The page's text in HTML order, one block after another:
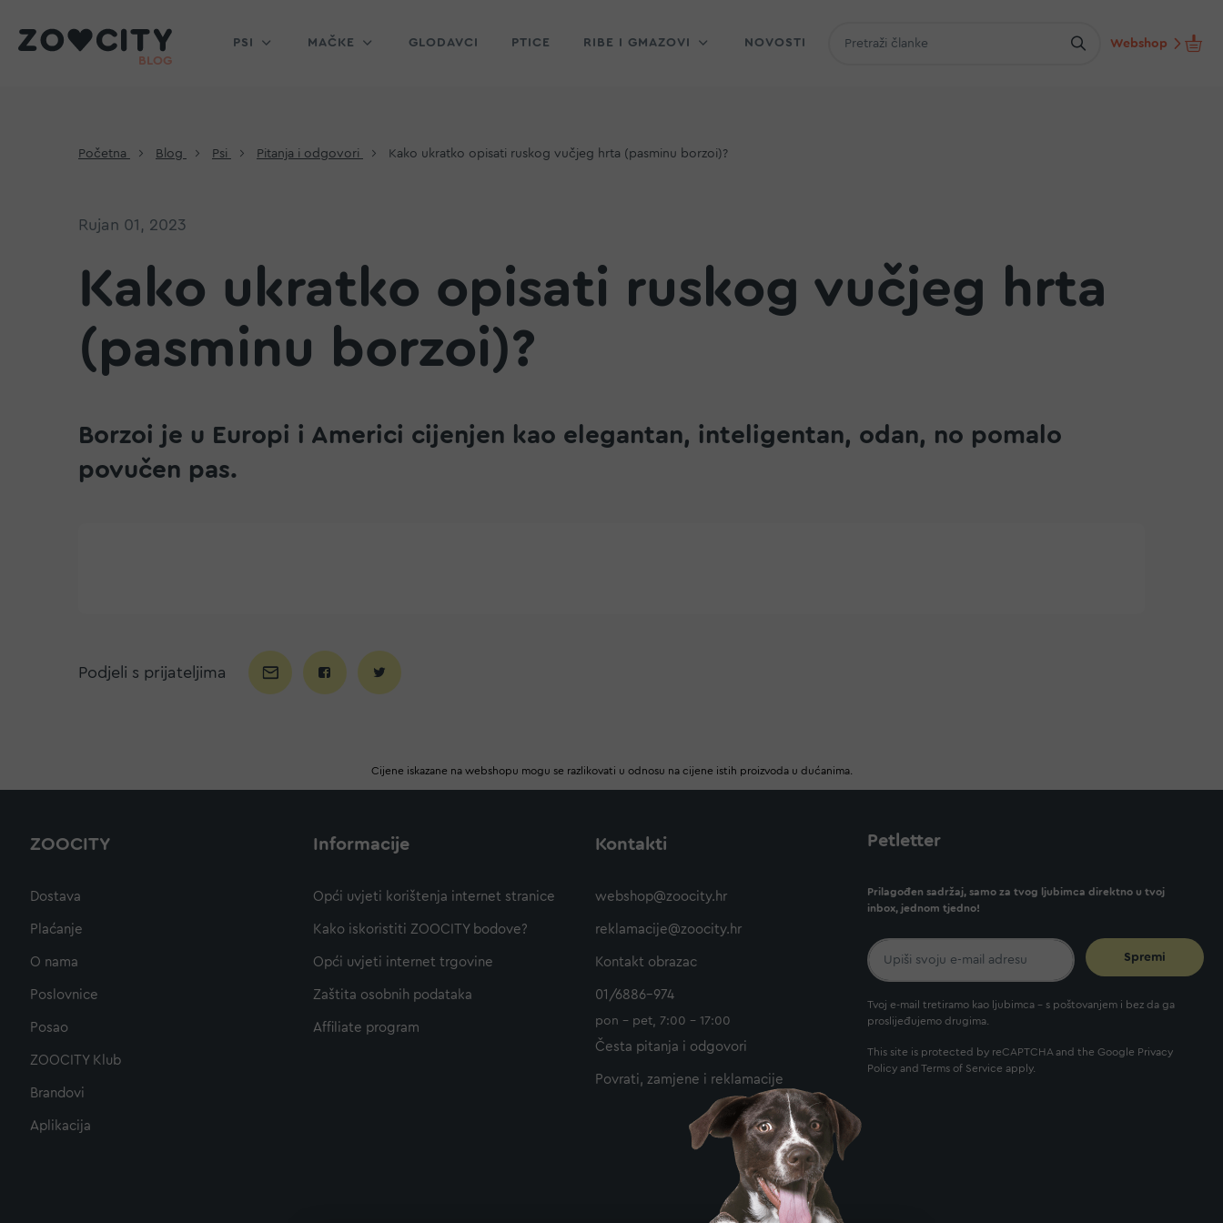
PSI MAČKE GLODAVCI PTICE RIBE I GMAZOVI NOVOSTI Webshop
Početna Blog Psi Pitanja i odgovori Kako ukratko opisati ruskog vučjeg hrta (pasminu borzoi)?
Rujan 01, 2023
Kako ukratko opisati ruskog vučjeg hrta
(pasminu borzoi)?
Borzoi je u Europi i Americi cijenjen kao elegantan, inteligentan, odan, no pomalo
povučen pas.
Podjeli s prijateljima
Cijene iskazane na webshopu mogu se razlikovati u odnosu na cijene istih proizvoda u dućanima.
ZOOCITY
Dostava
Plaćanje
O nama
Poslovnice
Posao
ZOOCITY Klub
Brandovi
Aplikacija
Informacije
Opći uvjeti korištenja internet stranice
Kako iskoristiti ZOOCITY bodove?
Opći uvjeti internet trgovine
Zaštita osobnih podataka
Affiliate program
Kontakti
webshop@zoocity.hr
reklamacije@zoocity.hr
Kontakt obrazac
01/6886-974
pon - pet, 7:00 - 17:00
Česta pitanja i odgovori
Povrati, zamjene i reklamacije
Petletter
Prilagođen sadržaj, samo za tvog ljubimca direktno u tvoj
inbox, jednom tjedno!
Spremi
Tvoj e-mail tretiramo kao ljubimca - s poštovanjem i bez da ga
proslijeđujemo drugima.
This site is protected by reCAPTCHA and the Google Privacy
Policy and Terms of Service apply.